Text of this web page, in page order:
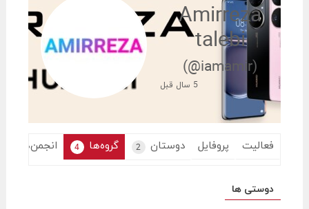
Amirreza
talebi
(@iamamir)
5 سال قبل
فعالیت پروفایل دوستان 2 گروه‌ها 4 انجمن‌ها
دوستی ها